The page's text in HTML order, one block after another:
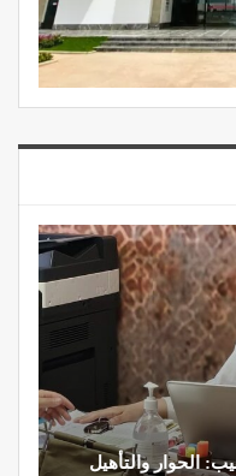
الحوار والتأهيل